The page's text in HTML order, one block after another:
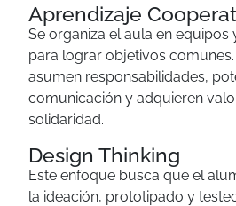
Aprendizaje
Se organiza el aula en equipos
para lograr objetivos
asumen responsabilidades,
comunicación y adquieren
solidaridad.
Design Thinking
Este enfoque busca que el
la ideación, prototipado y